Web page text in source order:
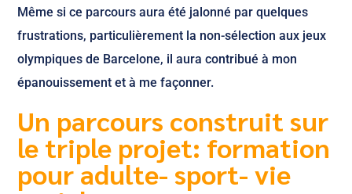
Même si ce parcours aura été jalonné par quelques
frustrations, particulièrement la non-sélection aux jeux
olympiques de Barcelone, il aura contribué à mon
épanouissement et à me façonner.
Un parcours construit sur
le triple projet: formation
pour adulte- sport- vie